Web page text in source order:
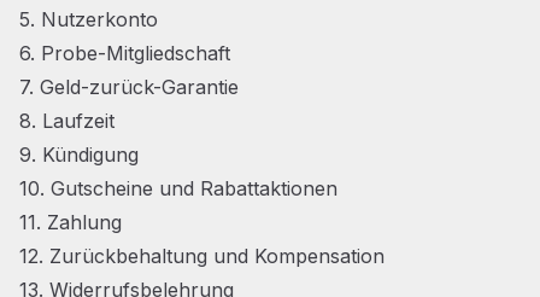
5. Nutzerkonto
6. Probe-Mitgliedschaft
7. Geld-zurück-Garantie
8. Laufzeit
9. Kündigung
10. Gutscheine und Rabattaktionen
11. Zahlung
12. Zurückbehaltung und Kompensation
13. Widerrufsbelehrung